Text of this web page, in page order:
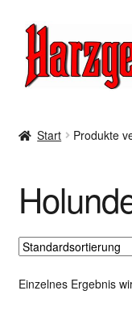
Zur
Navigation
springen
Zum
Inhalt
springen
Impressum
Kasse
Start Produkte
Einzelnes Ergebnis